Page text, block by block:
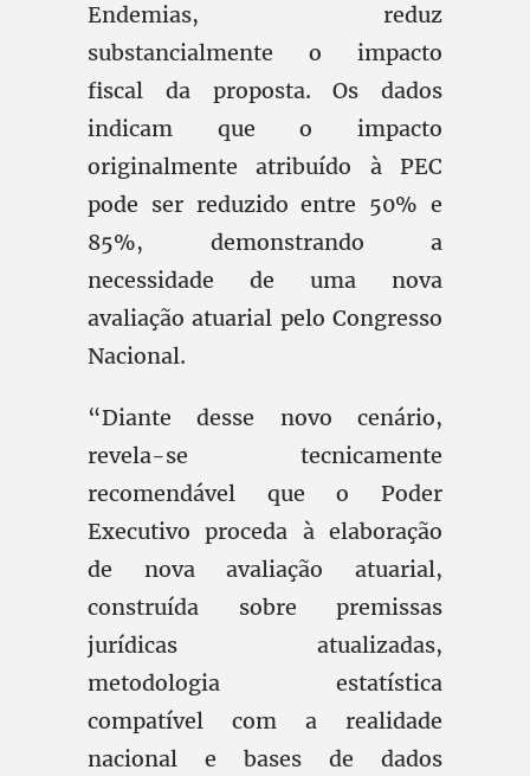
Endemias, reduz
substancialmente o impacto
fiscal da proposta. Os dados
indicam que o impacto
originalmente atribuído à PEC
pode ser reduzido entre 50% e
85%, demonstrando a
necessidade de uma nova
avaliação atuarial pelo Congresso
Nacional.
“Diante desse novo cenário,
revela-se tecnicamente
recomendável que o Poder
Executivo proceda à elaboração
de nova avaliação atuarial,
construída sobre premissas
jurídicas atualizadas,
metodologia estatística
compatível com a realidade
nacional e bases de dados